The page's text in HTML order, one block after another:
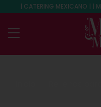
| CATERING MEXICANO | |